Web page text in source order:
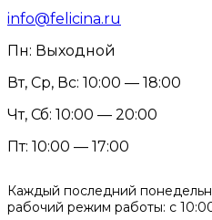
info@felicina.ru
Пн: Выходной
Вт, Ср, Вс: 10:00 — 18:00
Чт, Сб: 10:00 — 20:00
Пт: 10:00 — 17:00
Каждый последний
рабочий режим работы: с